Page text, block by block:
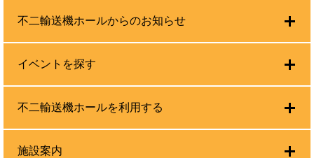
不二輸送機ホールからのお知らせ
イベントを探す
不二輸送機ホールを利用する
施設案内